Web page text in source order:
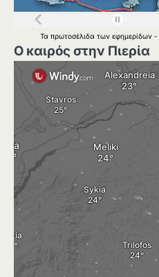
Τα πρωτοσέλιδα των εφημερίδων -
Ο καιρός στην Πιερία